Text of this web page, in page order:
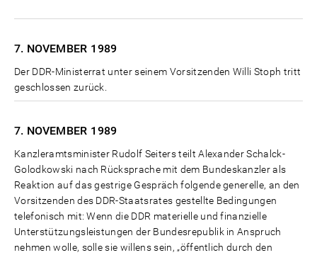
7. NOVEMBER 1989
Der DDR-Ministerrat unter seinem Vorsitzenden Willi Stoph tritt
geschlossen zurück.
7. NOVEMBER 1989
Kanzleramtsminister Rudolf Seiters teilt Alexander Schalck-
Golodkowski nach Rücksprache mit dem Bundeskanzler als
Reaktion auf das gestrige Gespräch folgende generelle, an den
Vorsitzenden des DDR-Staatsrates gestellte Bedingungen
telefonisch mit: Wenn die DDR materielle und finanzielle
Unterstützungsleistungen der Bundesrepublik in Anspruch
nehmen wolle, solle sie willens sein, „öffentlich durch den